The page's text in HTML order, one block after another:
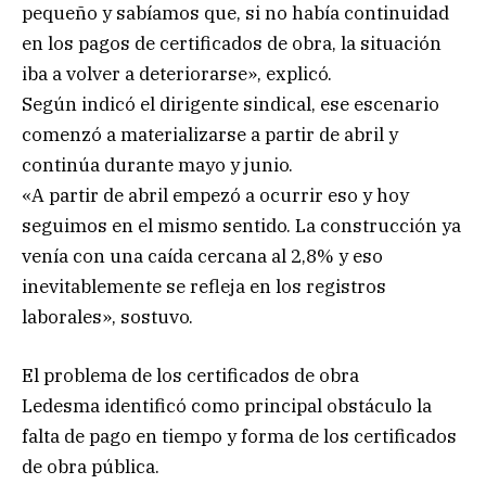
pequeño y sabíamos que, si no había continuidad
en los pagos de certificados de obra, la situación
iba a volver a deteriorarse», explicó.
Según indicó el dirigente sindical, ese escenario
comenzó a materializarse a partir de abril y
continúa durante mayo y junio.
«A partir de abril empezó a ocurrir eso y hoy
seguimos en el mismo sentido. La construcción ya
venía con una caída cercana al 2,8% y eso
inevitablemente se refleja en los registros
laborales», sostuvo.
El problema de los certificados de obra
Ledesma identificó como principal obstáculo la
falta de pago en tiempo y forma de los certificados
de obra pública.